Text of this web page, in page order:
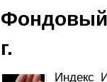
Фондовый
г.
Индекс